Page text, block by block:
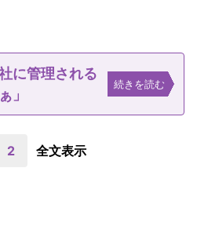
に管理される
」
続きを読む
2 全文表示